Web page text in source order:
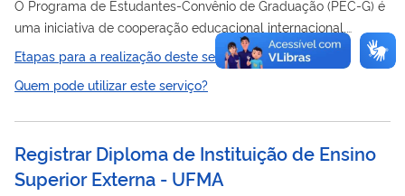
O Programa de Estudantes-Convênio de Graduação (PEC-G) é
uma iniciativa de cooperação educacional internacional,
voltada principalmente a países em desenvolvimento, com
base em acordos bilaterais vigentes. O programa oferece ao
estudante estrangeiro a oportunidade de se formar em um
abertas ainstituiçõesde educaçãosuperiorbrasileiras de
qualquer natureza.
Etapas para a realização deste serviço
Quem pode utilizar este serviço?
Registrar Diploma de Instituição de Ensino
Superior Externa - UFMA